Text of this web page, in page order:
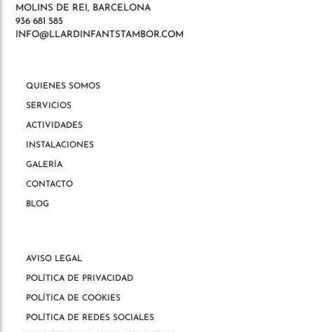
MOLINS DE REI, BARCELONA
936 681 585
INFO@LLARDINFANTSTAMBOR.COM
QUIENES SOMOS
SERVICIOS
ACTIVIDADES
INSTALACIONES
GALERÍA
CONTACTO
BLOG
AVISO LEGAL
POLÍTICA DE PRIVACIDAD
POLÍTICA DE COOKIES
POLÍTICA DE REDES SOCIALES